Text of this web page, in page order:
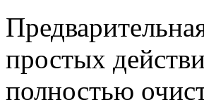
простых
полностью